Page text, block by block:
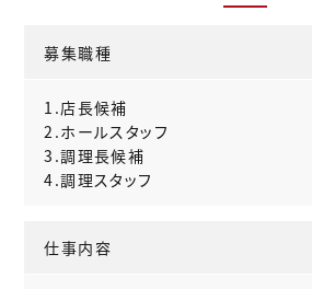
募集職種
1.店長候補
2.ホールスタッフ
3.調理長候補
4.調理スタッフ
仕事内容